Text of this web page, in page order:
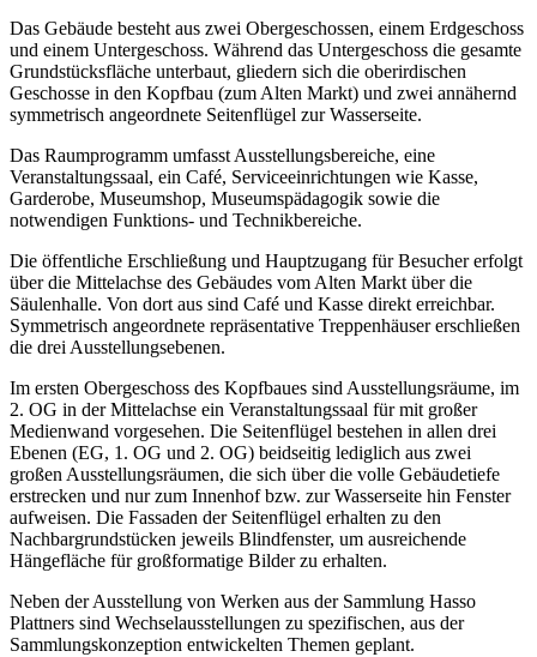
Das Gebäude besteht aus zwei Obergeschossen, einem Erdgeschoss
und einem Untergeschoss. Während das Untergeschoss die gesamte
Grundstücksfläche unterbaut, gliedern sich die oberirdischen
Geschosse in den Kopfbau (zum Alten Markt) und zwei annähernd
symmetrisch angeordnete Seitenflügel zur Wasserseite.
Das Raumprogramm umfasst Ausstellungsbereiche, eine
Veranstaltungssaal, ein Café, Serviceeinrichtungen wie Kasse,
Garderobe, Museumshop, Museumspädagogik sowie die
notwendigen Funktions- und Technikbereiche.
Die öffentliche Erschließung und Hauptzugang für Besucher erfolgt
über die Mittelachse des Gebäudes vom Alten Markt über die
Säulenhalle. Von dort aus sind Café und Kasse direkt erreichbar.
Symmetrisch angeordnete repräsentative Treppenhäuser erschließen
die drei Ausstellungsebenen.
Im ersten Obergeschoss des Kopfbaues sind Ausstellungsräume, im
2. OG in der Mittelachse ein Veranstaltungssaal für mit großer
Medienwand vorgesehen. Die Seitenflügel bestehen in allen drei
Ebenen (EG, 1. OG und 2. OG) beidseitig lediglich aus zwei
großen Ausstellungsräumen, die sich über die volle Gebäudetiefe
erstrecken und nur zum Innenhof bzw. zur Wasserseite hin Fenster
aufweisen. Die Fassaden der Seitenflügel erhalten zu den
Nachbargrundstücken jeweils Blindfenster, um ausreichende
Hängefläche für großformatige Bilder zu erhalten.
Neben der Ausstellung von Werken aus der Sammlung Hasso
Plattners sind Wechselausstellungen zu spezifischen, aus der
Sammlungskonzeption entwickelten Themen geplant.